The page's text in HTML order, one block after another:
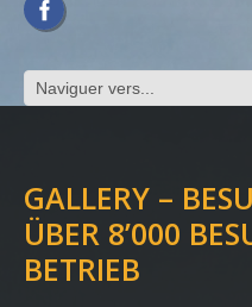
GALLERY –
ÜBER 8’000
BETRIEB